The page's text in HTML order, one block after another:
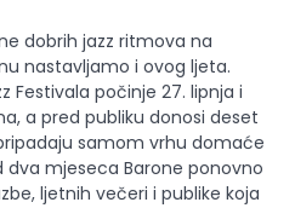
dobrih jazz ritmova na
nastavljamo i ovog ljeta.
Festivala počinje 27. lipnja i
a pred publiku donosi deset
samom vrhu domaće
dva mjeseca Barone ponovno
ljetnih večeri i publike koja